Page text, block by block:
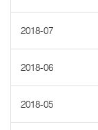
2018-07
2018-06
2018-05